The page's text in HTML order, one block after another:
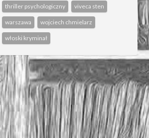
thriller psychologiczny viveca sten
warszawa wojciech chmielarz
włoski kryminał